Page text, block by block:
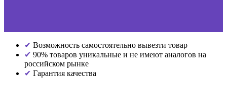
Возможность самостоятельно вывезти товар
90% товаров уникальные и не имеют аналогов на
российском рынке
Гарантия качества